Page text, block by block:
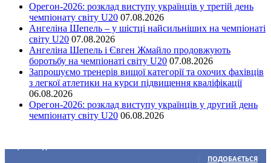
Орегон-2026: розклад виступу українців у третій день
чемпіонату світу U20 07.08.2026
Ангеліна Шепель – у шістці найсильніших на чемпіонаті
світу U20 07.08.2026
Ангеліна Шепель і Євген Жмайло продовжують
боротьбу на чемпіонаті світу U20 07.08.2026
Запрошуємо тренерів вищої категорії та охочих фахівців
з легкої атлетики на курси підвищення кваліфікації
06.08.2026
Орегон-2026: розклад виступу українців у другий день
чемпіонату світу U20 06.08.2026
ПОДОБАЄТЬСЯ